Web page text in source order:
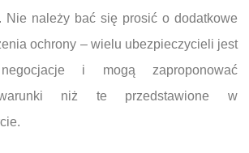
Nie należy bać się prosić o dodatkowe
ochrony – wielu ubezpieczycieli jest
i mogą zaproponować
warunki niż te przedstawione w